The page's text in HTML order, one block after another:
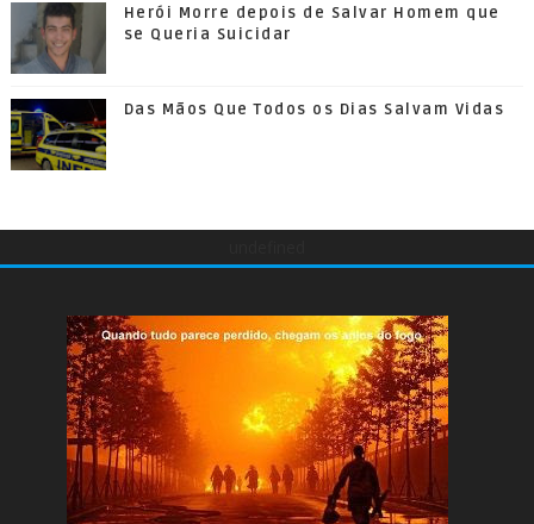
Herói Morre depois de Salvar Homem que
se Queria Suicidar
Das Mãos Que Todos os Dias Salvam Vidas